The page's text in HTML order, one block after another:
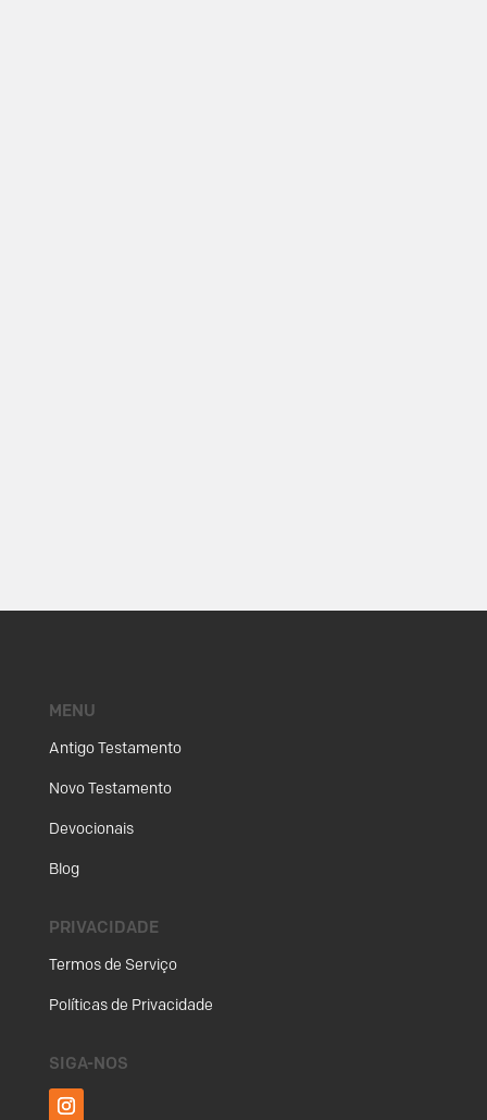
MENU
Antigo Testamento
Novo Testamento
Devocionais
Blog
PRIVACIDADE
Termos de Serviço
Políticas de Privacidade
SIGA-NOS